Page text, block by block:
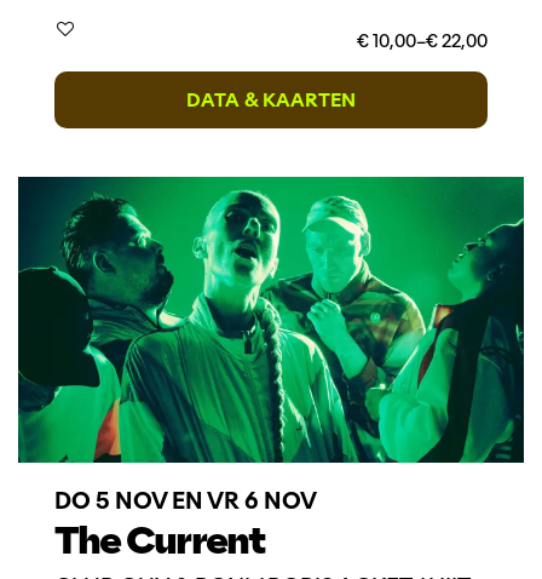
€ 10,00–€ 22,00
DATA & KAARTEN
The Current
DO 5 NOVEN VR 6 NOV